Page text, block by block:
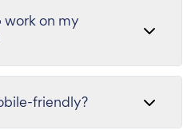
work on my
friendly?